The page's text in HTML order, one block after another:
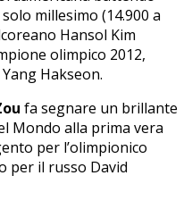
millesimo (14.900 a
Hansol Kim
olimpico 2012,
Hakseon.
fa segnare un brillante
Mondo alla prima vera
per l’olimpionico
per il russo David